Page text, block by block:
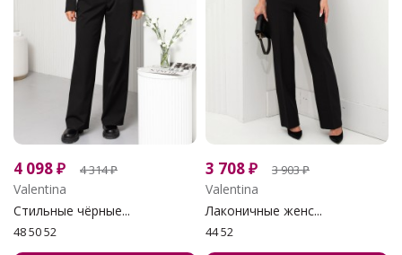
4 098₽ 4 314₽
Valentina
Стильные чёрные...
48 50 52
3 708₽ 3 903₽
Valentina
Лаконичные женс...
44 52